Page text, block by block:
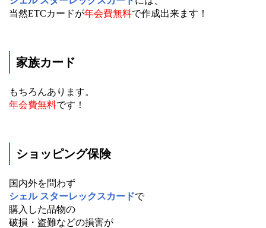
当然ETCカードが年会費無料で作成出来ます！
家族カード
もちろんあります。
年会費無料です！
ショッピング保険
国内外を問わず
シェル スターレックスカードで
購入した品物の
破損・盗難などの損害が